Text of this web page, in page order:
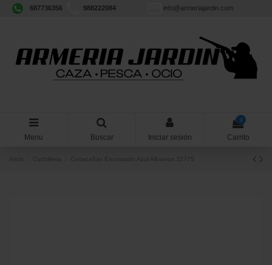
687736356 988222084 info@armeriajardin.com
Menu Buscar Iniciar sesión
0
Carrito
Cortacañas Encordado Azul Albainox 32775